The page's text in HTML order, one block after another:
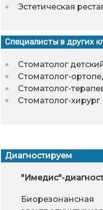
Эстетическая
Специалисты в других
Стоматолог
Стоматолог-
Стоматолог-
Стоматолог-хирург
внезапного
Плазмаферез
Плазмаферез - процесс
Диагностируем
"Имедис"-
Биорезонансная